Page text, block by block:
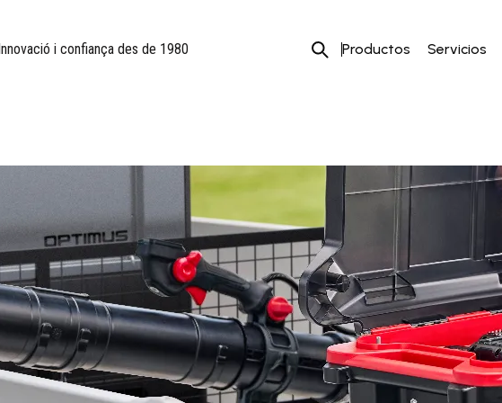
Innovació i confiança des de 1980 Productos
Maquinaria >
eléctrica >
Ahoyadoras a batería
Baterías y cargadores
Carretillas a batería
Cortacéspedes de batería y
eléctricos
Cortasetos a batería y eléctricos
Desbrozadoras a batería
Motosegadoras y
desbrozadoras con
Motosierras
Multiusos y accesorios
Tractores desbrozadores
cortacéspedes
Servicios